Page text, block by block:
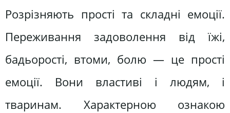
Розрізняють прості та складні емоції.
Переживання задоволення від їжі,
бадьорості, втоми, болю — це прості
емоції. Вони властиві і людям, і
тваринам. Характерною ознакою